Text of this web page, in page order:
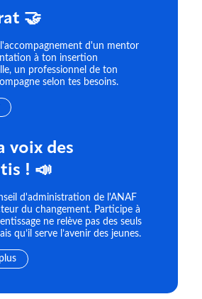
🤝
d'un mentor
à ton insertion
un professionnel de ton
selon tes besoins.
voix des
! 📣
d'administration de l'ANAF
du changement. Participe à
ne relève pas des seuls
qu’il serve l’avenir des jeunes.